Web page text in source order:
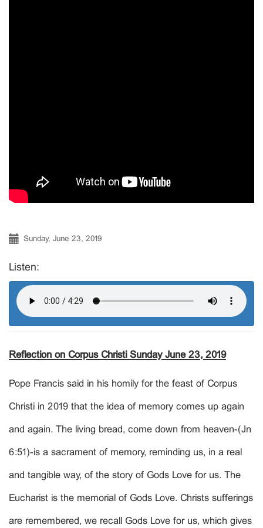
Sunday, June 23, 2019
Listen:
Reflection on Corpus Christi Sunday June 23, 2019
Pope Francis said in his homily for the feast of Corpus
Christi in 2019 that the idea of memory comes up again
and again. The living bread, come down from heaven-(Jn
6:51)-is a sacrament of memory, reminding us, in a real
and tangible way, of the story of Gods Love for us. The
Eucharist is the memorial of Gods Love. Christs sufferings
are remembered, we recall Gods Love for us, which gives